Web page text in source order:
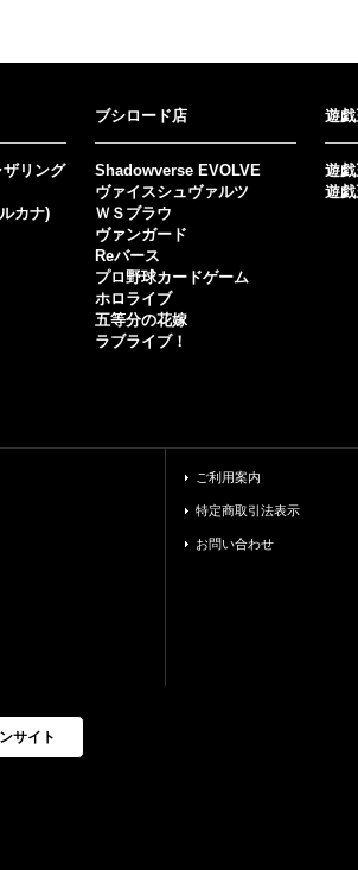
ザリング
カナ)
ブシロード店
Shadowverse EVOLVE
ヴァイスシュヴァルツ
ＷＳブラウ
ヴァンガード
Reバース
プロ野球カードゲーム
ホロライブ
五等分の花嫁
ラブライブ！
遊
遊
遊
ご利用案内
特定商取引法表示
お問い合わせ
サイト